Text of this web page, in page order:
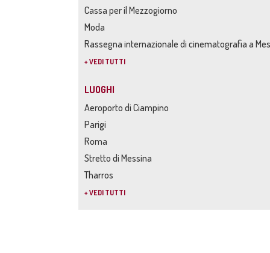
Cassa per il Mezzogiorno
Moda
Rassegna internazionale di cinematografia a
+ VEDI TUTTI
LUOGHI
Aeroporto di Ciampino
Parigi
Roma
Stretto di Messina
Tharros
+ VEDI TUTTI